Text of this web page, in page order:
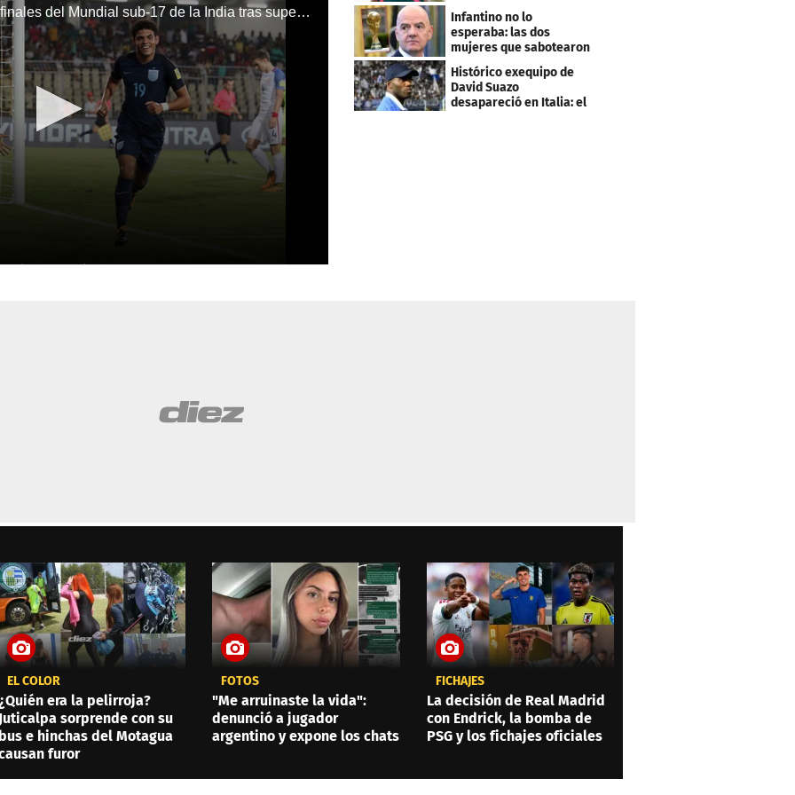
Inglaterra y Mali avanzan a semifinales del Mundial sub-17 de la India tras superar a Estados Unidos y Ghana
este salario
Infantino no lo
esperaba: las dos
mujeres que sabotearon
sus planes con el
Mundial
Histórico exequipo de
David Suazo
desapareció en Italia: el
EL COLOR
era la pelirroja?
Juticalpa sorprende con su
bus e hinchas del Motagua
furor
FOTOS
"Me arruinaste la vida":
denunció a jugador
argentino y expone los chats
FICHAJES
La decisión de Real Madrid
con Endrick, la bomba de
PSG y los fichajes oficiales